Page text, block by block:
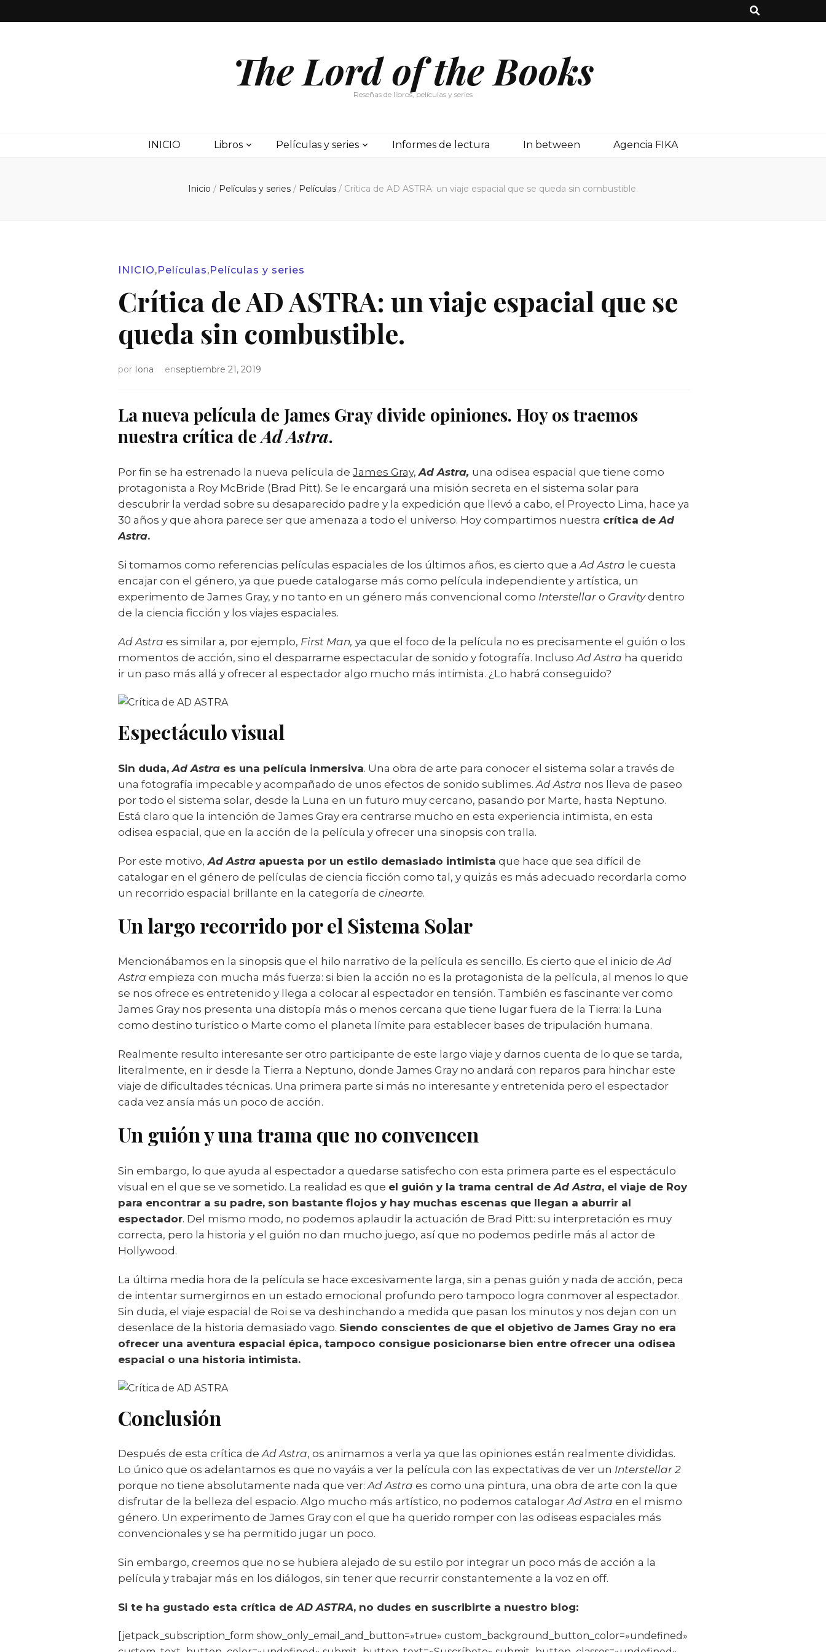
The Lord of the Books
Reseñas de libros, películas y series
INICIO Libros Películas y series Informes de lectura In between Agencia FIKA
Inicio / Películas y series / Películas / Crítica de AD ASTRA: un viaje espacial que se queda sin combustible.
INICIO,Películas,Películas y series
Crítica de AD ASTRA: un viaje espacial que se
queda sin combustible.
por Iona enseptiembre 21, 2019
La nueva película de James Gray divide opiniones. Hoy os traemos
nuestra crítica deAd Astra.
Por fin se ha estrenado la nueva película de James Gray, Ad Astra, una odisea espacial que tiene como
protagonista a Roy McBride (Brad Pitt). Se le encargará una misión secreta en el sistema solar para
descubrir la verdad sobre su desaparecido padre y la expedición que llevó a cabo, el Proyecto Lima, hace ya
30 años y que ahora parece ser que amenaza a todo el universo. Hoy compartimos nuestra crítica deAd
Astra.
Si tomamos como referencias películas espaciales de los últimos años, es cierto que aAd Astra le cuesta
encajar con el género, ya que puede catalogarse más como película independiente y artística, un
experimento de James Gray, y no tanto en un género más convencional como Interstellar o Gravitydentro
de la ciencia ficción y los viajes espaciales.
Ad Astra es similar a, por ejemplo, First Man, ya que el foco de la película no es precisamente el guión o los
momentos de acción, sino el desparrame espectacular de sonido y fotografía. InclusoAd Astra ha querido
ir un paso más allá y ofrecer al espectador algo mucho más intimista. ¿Lo habrá conseguido?
Espectáculo visual
Sin duda, Ad Astra es una película inmersiva. Una obra de arte para conocer el sistema solar a través de
una fotografía impecable y acompañado de unos efectos de sonido sublimes. Ad Astra nos lleva de paseo
por todo el sistema solar, desde la Luna en un futuro muy cercano, pasando por Marte, hasta Neptuno.
Está claro que la intención de James Gray era centrarse mucho en esta experiencia intimista, en esta
odisea espacial, que en la acción de la película y ofrecer una sinopsis con tralla.
Por este motivo, Ad Astra apuesta por un estilo demasiado intimista que hace que sea difícil de
catalogar en el género de películas de ciencia ficción como tal, y quizás es más adecuado recordarla como
un recorrido espacial brillante en la categoría de cinearte.
Un largo recorrido por el Sistema Solar
Mencionábamos en la sinopsis que el hilo narrativo de la película es sencillo. Es cierto que el inicio deAd
Astra empieza con mucha más fuerza: si bien la acción no es la protagonista de la película, al menos lo que
se nos ofrece es entretenido y llega a colocar al espectador en tensión. También es fascinante ver como
James Gray nos presenta una distopía más o menos cercana que tiene lugar fuera de la Tierra: la Luna
como destino turístico o Marte como el planeta límite para establecer bases de tripulación humana.
Realmente resulto interesante ser otro participante de este largo viaje y darnos cuenta de lo que se tarda,
literalmente, en ir desde la Tierra a Neptuno, donde James Gray no andará con reparos para hinchar este
viaje de dificultades técnicas. Una primera parte si más no interesante y entretenida pero el espectador
cada vez ansía más un poco de acción.
Un guión y una trama que no convencen
Sin embargo, lo que ayuda al espectador a quedarse satisfecho con esta primera parte es el espectáculo
visual en el que se ve sometido. La realidad es que el guión y la trama central deAd Astra, el viaje de Roy
para encontrar a su padre, son bastante flojos y hay muchas escenas que llegan a aburrir al
espectador. Del mismo modo, no podemos aplaudir la actuación de Brad Pitt: su interpretación es muy
correcta, pero la historia y el guión no dan mucho juego, así que no podemos pedirle más al actor de
Hollywood.
La última media hora de la película se hace excesivamente larga, sin a penas guión y nada de acción, peca
de intentar sumergirnos en un estado emocional profundo pero tampoco logra conmover al espectador.
Sin duda, el viaje espacial de Roi se va deshinchando a medida que pasan los minutos y nos dejan con un
desenlace de la historia demasiado vago. Siendo conscientes de que el objetivo de James Gray no era
ofrecer una aventura espacial épica, tampoco consigue posicionarse bien entre ofrecer una odisea
espacial o una historia intimista.
Conclusión
Después de esta crítica deAd Astra, os animamos a verla ya que las opiniones están realmente divididas.
Lo único que os adelantamos es que no vayáis a ver la película con las expectativas de ver un Interstellar 2
porque no tiene absolutamente nada que ver:Ad Astra es como una pintura, una obra de arte con la que
disfrutar de la belleza del espacio. Algo mucho más artístico, no podemos catalogarAd Astra en el mismo
género. Un experimento de James Gray con el que ha querido romper con las odiseas espaciales más
convencionales y se ha permitido jugar un poco.
Sin embargo, creemos que no se hubiera alejado de su estilo por integrar un poco más de acción a la
película y trabajar más en los diálogos, sin tener que recurrir constantemente a la voz en off.
Si te ha gustado esta crítica deAD ASTRA, no dudes en suscribirte a nuestro blog:
[jetpack_subscription_form show_only_email_and_button=»true» custom_background_button_color=»undefined»